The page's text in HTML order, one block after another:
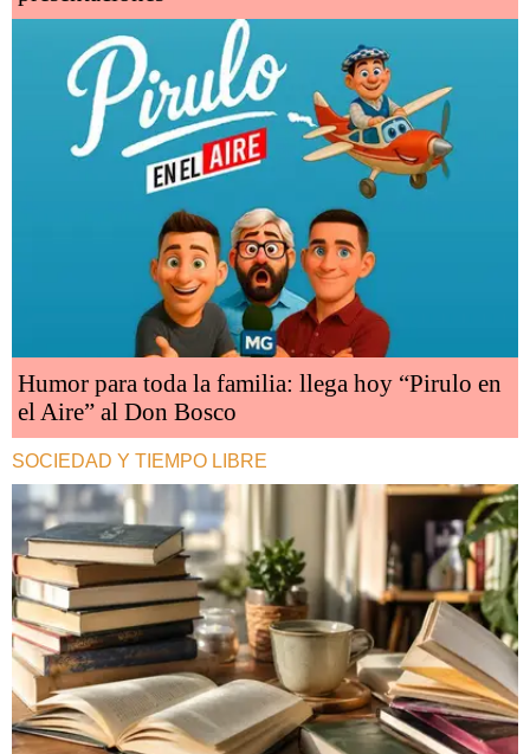
Humor para toda la familia: llega hoy “Pirulo en
el Aire” al Don Bosco
SOCIEDAD Y TIEMPO LIBRE